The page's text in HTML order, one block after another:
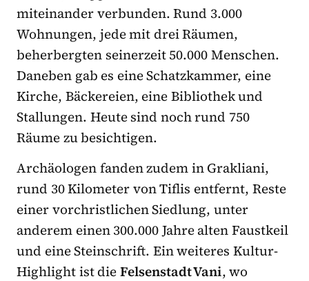
miteinander verbunden. Rund 3.000
Wohnungen, jede mit drei Räumen,
beherbergten seinerzeit 50.000 Menschen.
Daneben gab es eine Schatzkammer, eine
Kirche, Bäckereien, eine Bibliothek und
Stallungen. Heute sind noch rund 750
Räume zu besichtigen.
Archäologen fanden zudem in Grakliani,
rund 30 Kilometer von Tiflis entfernt, Reste
einer vorchristlichen Siedlung, unter
anderem einen 300.000 Jahre alten Faustkeil
und eine Steinschrift. Ein weiteres Kultur-
Highlight ist dieFelsenstadt Vani, wo